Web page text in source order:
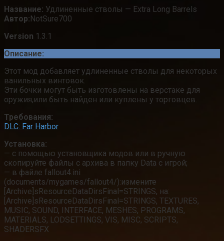
Название: Удлиненные стволы — Extra Long Barrels
Автор:NotSure700
Version 1.3.1
Описание:
Этот мод добавляет удлиненные стволы для некоторых
ванильных винтовок.
Эти бочки могут быть изготовлены на верстаке для
оружия,или быть найден или куплены у торговцев.
Требования:
DLC: Far Harbor
Установка:
— с помощью установщика модов или в ручную
скопируйте файлы с архива в папку Data с игрой;
— в файле fallout4.ini
(documents/mygames/fallout4/):измените
[Archive]sResourceDataDirsFinal=STRINGS, на:
[Archive]sResourceDataDirsFinal=STRINGS, TEXTURES,
MUSIC, SOUND, INTERFACE, MESHES, PROGRAMS,
MATERIALS, LODSETTINGS, VIS, MISC, SCRIPTS,
SHADERSFX